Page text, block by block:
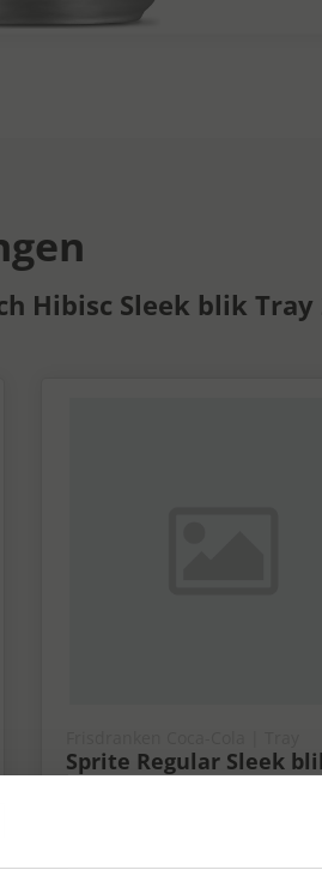
Hibisc Sleek blik Tray
Sprite Regular Sleek